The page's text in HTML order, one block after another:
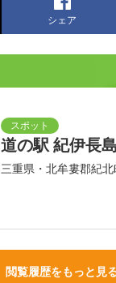
シェア
道の駅 紀伊長
三重県・北牟婁郡紀
閲覧履歴をもっと見